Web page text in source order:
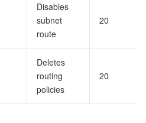
Disables
subnet
route
20
Deletes
routing
policies
20